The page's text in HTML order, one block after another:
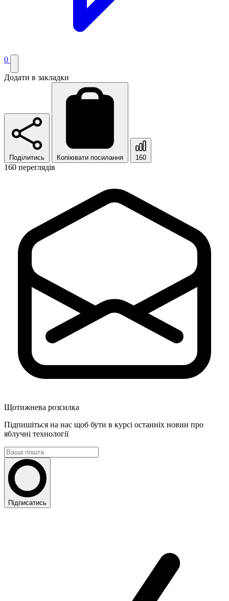
0
Додати в закладки
Поділитись Копіювати посилання 160
160 переглядів
Щотижнева розсилка
Підпишіться на нас щоб бути в курсі останніх новин про
яблучні технології
Підписатись